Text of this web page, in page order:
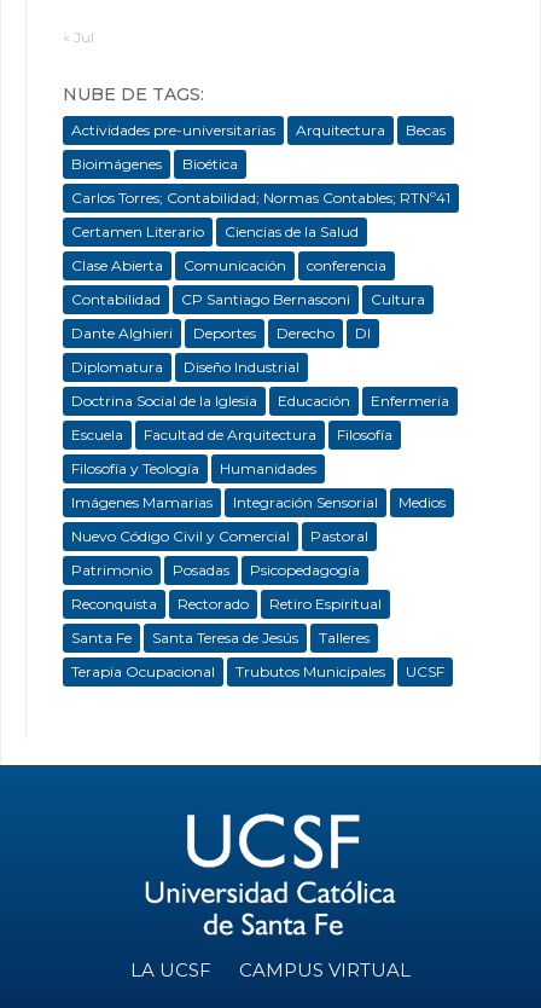
« Jul
NUBE DE TAGS:
Actividades pre-universitarias Arquitectura
Becas
Bioimágenes
Bioética
Carlos Torres; Contabilidad; Normas Contables; RTNº41
Certamen Literario
Ciencias de la Salud
Clase Abierta
Comunicación
conferencia
Contabilidad
CP Santiago Bernasconi
Cultura
Dante Alghieri
Deportes Derecho
DI
Diplomatura
Diseño Industrial
Doctrina Social de la Iglesia
Educación
Enfermeria
Escuela
Facultad de Arquitectura
Filosofía
Filosofía y Teología
Humanidades
Imágenes Mamarias
Integración Sensorial
Medios
Nuevo Código Civil y Comercial
Pastoral
Patrimonio
Posadas
Psicopedagogía
Reconquista
Rectorado
Retiro Espiritual
Santa Fe
Santa Teresa de Jesús
Talleres
Terapia Ocupacional
Trubutos Municipales UCSF
LA UCSF CAMPUS VIRTUAL